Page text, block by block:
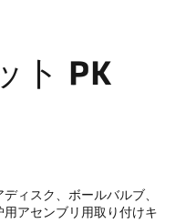
ト PK
ィスク、ボールバルブ、
アセンブリ用取り付けキ